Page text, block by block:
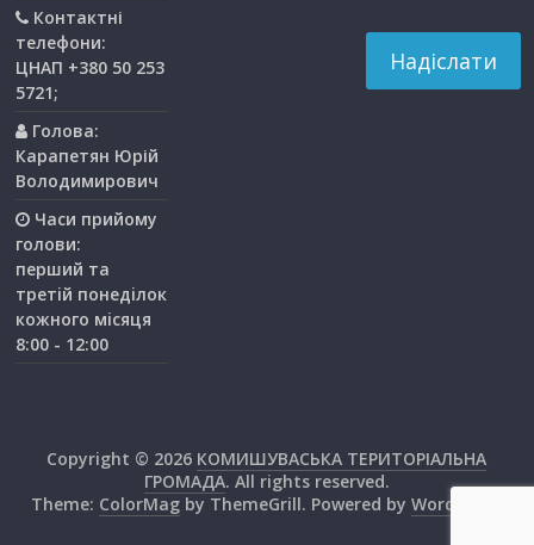
Контактні
телефони:
ЦНАП +380 50 253
5721;
Голова:
Карапетян Юрій
Володимирович
Часи прийому
голови:
перший та
третiй понедiлок
кожного мiсяця
8:00 - 12:00
Copyright © 2026 КОМИШУВАСЬКА ТЕРИТОРІАЛЬНА
ГРОМАДА. All rights reserved.
Theme: ColorMagby ThemeGrill. Powered by WordPress